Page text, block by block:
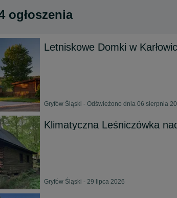
ogłoszenia
Letniskowe Domki w
Gryfów Śląski - Odświeżono dnia 06 sierpnia
Klimatyczna Leśniczówka
Gryfów Śląski - 29 lipca 2026